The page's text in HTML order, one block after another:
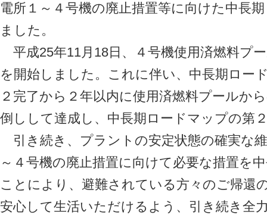
電所１～４号機の廃止措置等に向けた中長
ました。
平成25年11月18日、４号機使用済燃料プ
を開始しました。これに伴い、中長期ロー
２完了から２年以内に使用済燃料プールか
倒しして達成し、中長期ロードマップの第
引き続き、プラントの安定状態の確実な
～４号機の廃止措置に向けて必要な措置を
ことにより、避難されている方々のご帰還
安心して生活いただけるよう、引き続き全